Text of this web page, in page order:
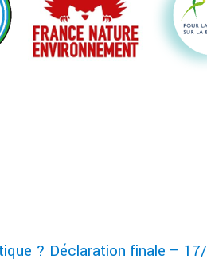
? Déclaration finale –